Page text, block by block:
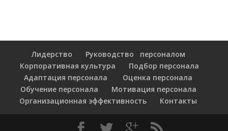
Лидерство
Руководство персоналом
Корпоративная культура
Подбор персонала
Адаптация персонала
Оценка персонала
Обучение персонала
Мотивация персонала
Организационная эффективность
Контакты